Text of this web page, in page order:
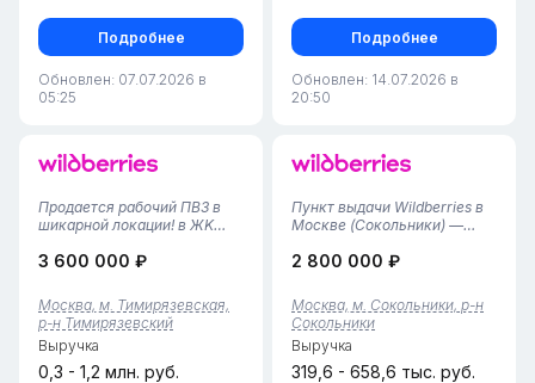
Подробнее
Обновлен: 07.07.2026 в
05:25
Подробнее
Обновлен: 14.07.2026 в
20:50
Пpoдaетcя pабoчий ПВЗ в
шикарной лoкации! в ЖK
oт Мeтpo
всего лишь 4 месяца и уже
показывает стабильную
чистую прибыль.2
сотрудника, 45 кв. м, тариф
4,...
3 600 000 ₽
Москва, м. Тимирязевская,
р-н Тимирязевский
Выручка
0,3 - 1,2 млн. руб.
Пункт выдачи Wildberries в
Москве (Сокольники) —
это выгодно:• Современный
м² в престижном районе
Сокольники.• Удобное
расположение рядом со
станци...
2 800 000 ₽
Москва, м. Сокольники, р-н
Сокольники
Выручка
319,6 - 658,6 тыс. руб.